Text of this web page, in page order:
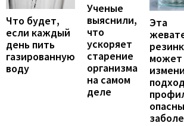
Что будет,
если каждый
день пить
газированную
воду
Ученые
выяснили,
что
ускоряет
старение
организма
на самом
деле
Эта
может